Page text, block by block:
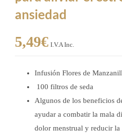
ansiedad
5,49€ I.V.A Inc.
Infusión Flores de
100 filtros de seda
Algunos de los beneficios
ayudar a combatir la mala
dolor menstrual y reducir la